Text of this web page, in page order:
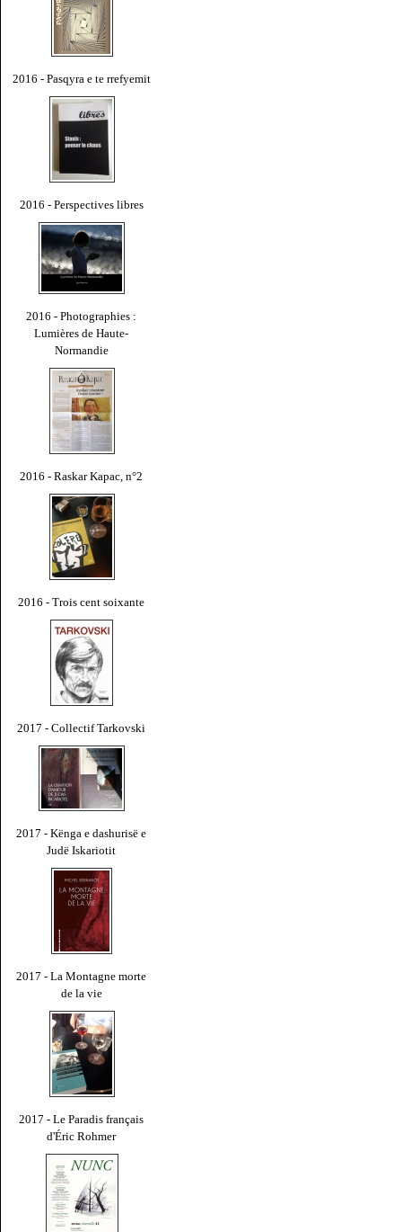
2016 - Pasqyra e te rrefyemit
2016 - Perspectives libres
2016 - Photographies :
Lumières de Haute-
Normandie
2016 - Raskar Kapac, n°2
2016 - Trois cent soixante
2017 - Collectif Tarkovski
2017 - Kënga e dashurisë e
Judë Iskariotit
2017 - La Montagne morte
de la vie
2017 - Le Paradis français
d'Éric Rohmer